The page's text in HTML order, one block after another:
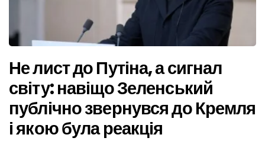
Не лист до Путіна, а сигнал
світу: навіщо Зеленський
публічно звернувся до Кремля
і якою була реакція